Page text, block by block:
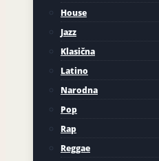
House
Jazz
Klasična
Latino
Narodna
Pop
Rap
Reggae